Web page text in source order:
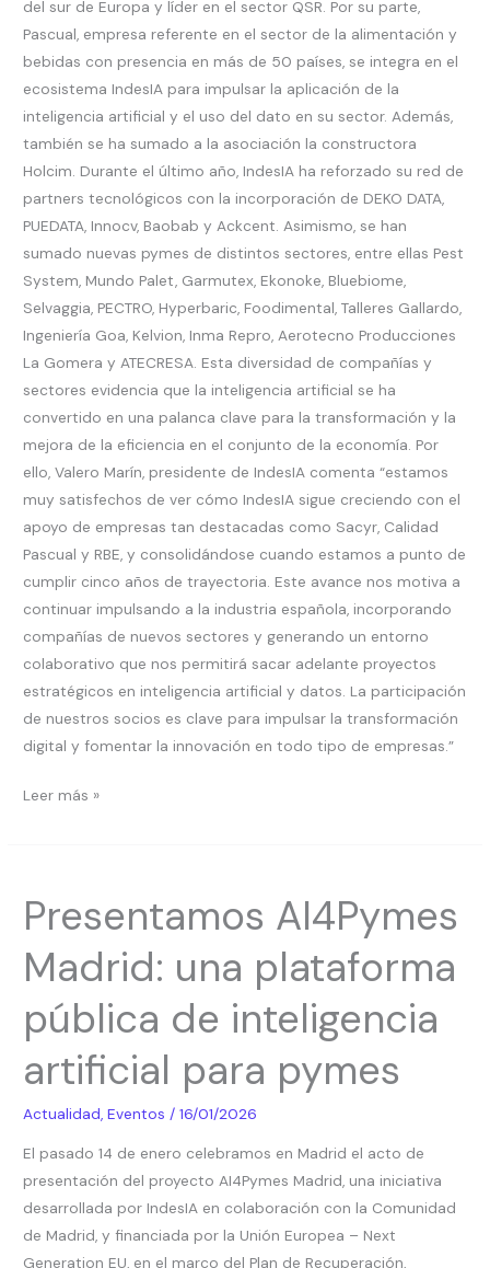
del sur de Europa y líder en el sector QSR. Por su parte,
Pascual, empresa referente en el sector de la alimentación y
bebidas con presencia en más de 50 países, se integra en el
ecosistema IndesIA para impulsar la aplicación de la
inteligencia artificial y el uso del dato en su sector. Además,
también se ha sumado a la asociación la constructora
Holcim. Durante el último año, IndesIA ha reforzado su red de
partners tecnológicos con la incorporación de DEKO DATA,
PUEDATA, Innocv, Baobab y Ackcent. Asimismo, se han
sumado nuevas pymes de distintos sectores, entre ellas Pest
System, Mundo Palet, Garmutex, Ekonoke, Bluebiome,
Selvaggia, PECTRO, Hyperbaric, Foodimental, Talleres Gallardo,
Ingeniería Goa, Kelvion, Inma Repro, Aerotecno Producciones
La Gomera y ATECRESA. Esta diversidad de compañías y
sectores evidencia que la inteligencia artificial se ha
convertido en una palanca clave para la transformación y la
mejora de la eficiencia en el conjunto de la economía. Por
ello, Valero Marín, presidente de IndesIA comenta “estamos
muy satisfechos de ver cómo IndesIA sigue creciendo con el
apoyo de empresas tan destacadas como Sacyr, Calidad
Pascual y RBE, y consolidándose cuando estamos a punto de
cumplir cinco años de trayectoria. Este avance nos motiva a
continuar impulsando a la industria española, incorporando
compañías de nuevos sectores y generando un entorno
colaborativo que nos permitirá sacar adelante proyectos
estratégicos en inteligencia artificial y datos. La participación
de nuestros socios es clave para impulsar la transformación
digital y fomentar la innovación en todo tipo de empresas.”
Leer más »
Presentamos AI4Pymes
Madrid: una plataforma
pública de inteligencia
artificial para pymes
Actualidad,Eventos /16/01/2026
El pasado 14 de enero celebramos en Madrid el acto de
presentación del proyecto AI4Pymes Madrid, una iniciativa
desarrollada por IndesIA en colaboración con la Comunidad
de Madrid, y financiada por la Unión Europea – Next
Generation EU, en el marco del Plan de Recuperación,
AI4Pymes
Madrid:
una
pública
de
inteligencia
para
pymes